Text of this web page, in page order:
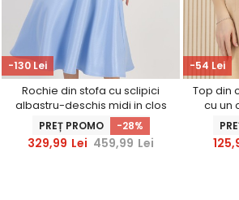
-130 Lei
Rochie din stofa cu sclipici
albastru-deschis midi in clos
cu volanas pe umar -
StarShinerS
PREȚ PROMO -28%
329,99 Lei 459,99 Lei
-54 Lei
Top din
cu un